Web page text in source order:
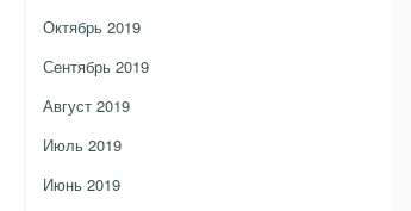
Октябрь 2019
Сентябрь 2019
Август 2019
Июль 2019
Июнь 2019